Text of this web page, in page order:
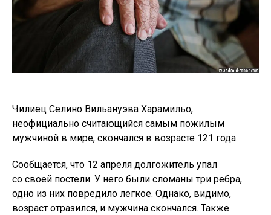
Чилиец Селино Вильануэва Харамильо,
неофициально считающийся самым пожилым
мужчиной в мире, скончался в возрасте 121 года.
Сообщается, что 12 апреля долгожитель упал
со своей постели. У него были сломаны три ребра,
одно из них повредило легкое. Однако, видимо,
возраст отразился, и мужчина скончался. Также